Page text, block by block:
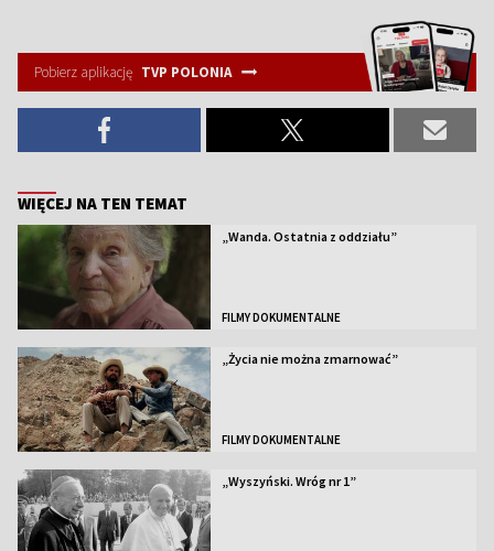
Pobierz aplikację TVP POLONIA
WIĘCEJ NA TEN TEMAT
„Wanda. Ostatnia z oddziału”
FILMY DOKUMENTALNE
„Życia nie można zmarnować”
FILMY DOKUMENTALNE
„Wyszyński. Wróg nr 1”